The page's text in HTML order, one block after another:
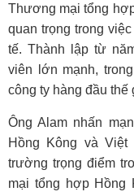
Thương mại tổng
quan trọng trong
tế. Thành lập từ
viên lớn mạnh,
công ty hàng đầu thế
Ông Alam nhấn
Hồng Kông và
trường trọng điểm
mại tổng hợp Hồng